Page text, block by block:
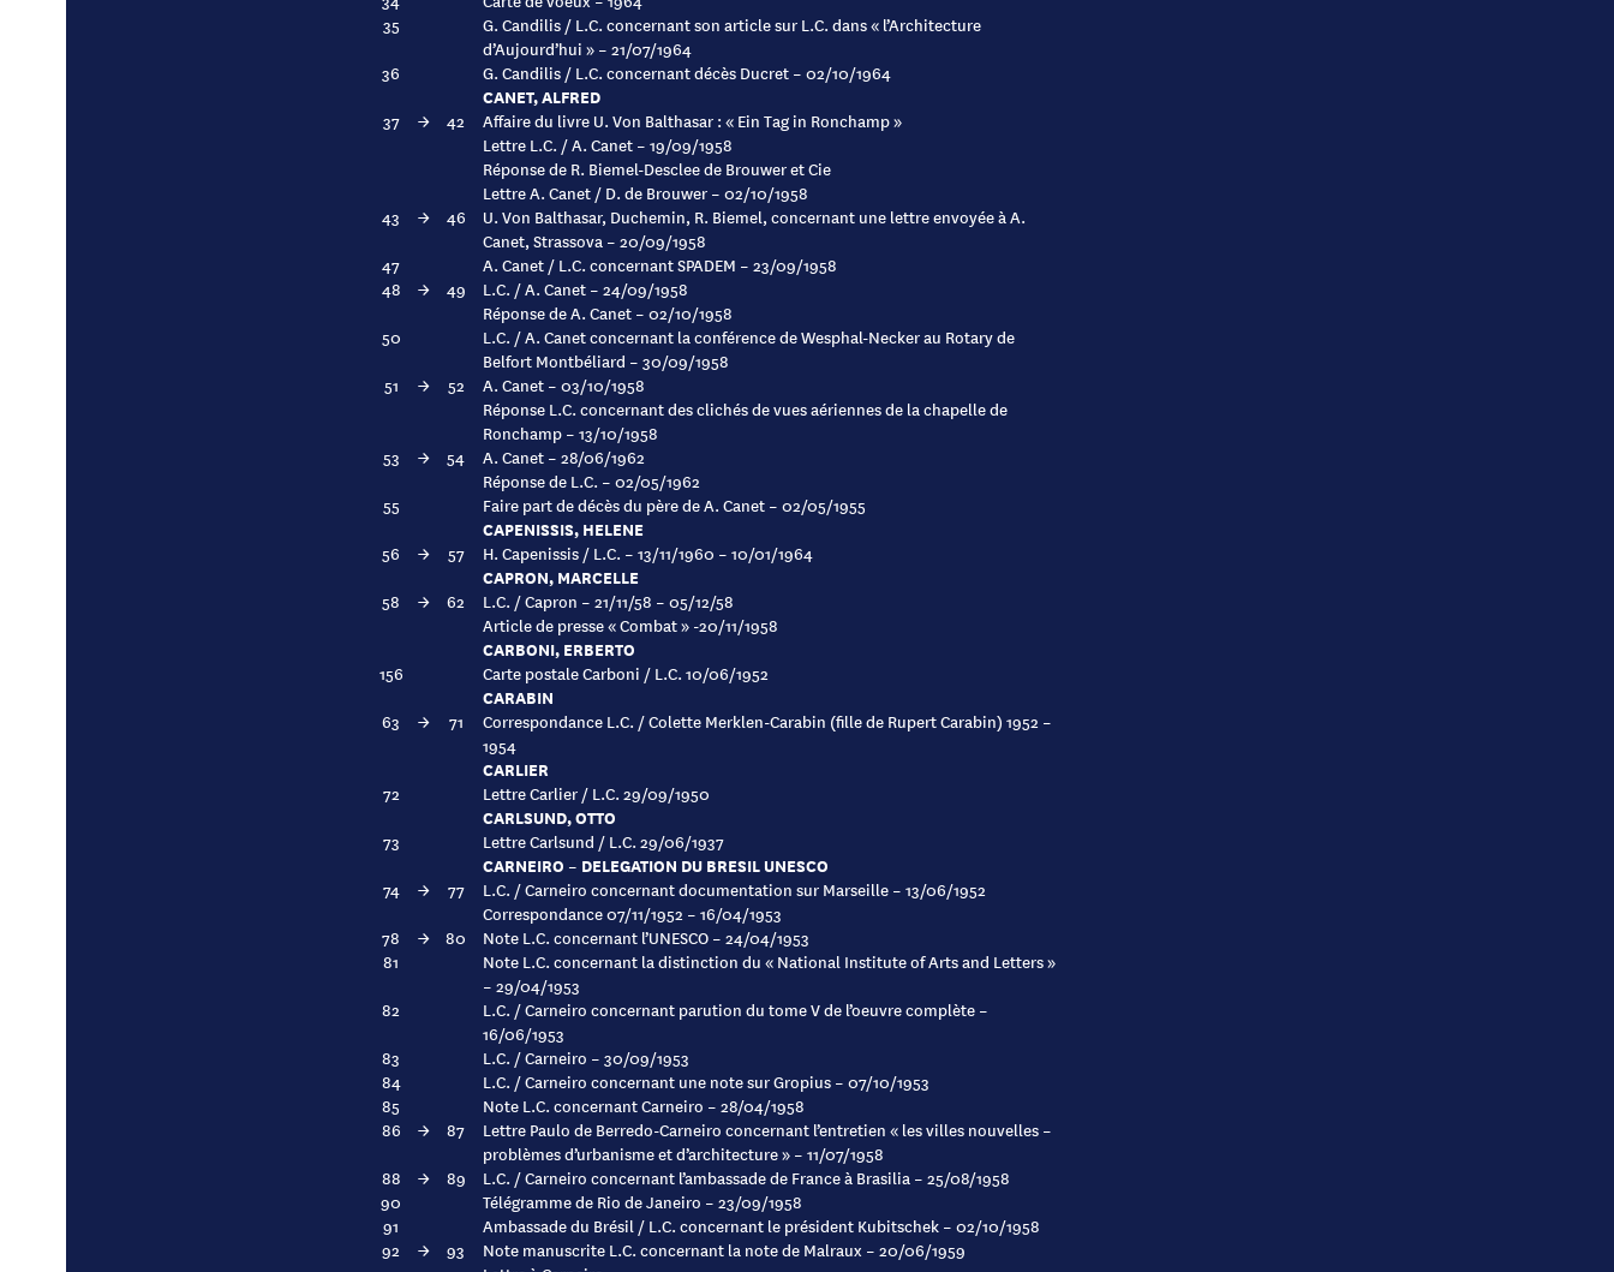
35
G. Candilis / L.C. concernant son article sur L.C. dans « l’Architecture
d’Aujourd’hui » – 21/07/1964
36
G. Candilis / L.C. concernant décès Ducret – 02/10/1964
CANET, ALFRED
37 → 42
Affaire du livre U. Von Balthasar : « Ein Tag in Ronchamp »
Lettre L.C. / A. Canet – 19/09/1958
Réponse de R. Biemel-Desclee de Brouwer et Cie
Lettre A. Canet / D. de Brouwer – 02/10/1958
43
→ 46
U. Von Balthasar, Duchemin, R. Biemel, concernant une lettre envoyée à A.
Canet, Strassova – 20/09/1958
47
A. Canet / L.C. concernant SPADEM – 23/09/1958
48
→ 49
L.C. / A. Canet – 24/09/1958
Réponse de A. Canet – 02/10/1958
50
L.C. / A. Canet concernant la conférence de Wesphal-Necker au Rotary de
Belfort Montbéliard – 30/09/1958
51
→ 52
A. Canet – 03/10/1958
Réponse L.C. concernant des clichés de vues aériennes de la chapelle de
Ronchamp – 13/10/1958
53
→ 54
A. Canet – 28/06/1962
Réponse de L.C. – 02/05/1962
55
Faire part de décès du père de A. Canet – 02/05/1955
CAPENISSIS, HELENE
56 → 57 H. Capenissis / L.C. – 13/11/1960 – 10/01/1964
CAPRON, MARCELLE
58 → 62
L.C. / Capron – 21/11/58 – 05/12/58
Article de presse « Combat » -20/11/1958
CARBONI, ERBERTO
156 Carte postale Carboni / L.C. 10/06/1952
CARABIN
63 → 71
Correspondance L.C. / Colette Merklen-Carabin (fille de Rupert Carabin) 1952 –
1954
CARLIER
72 Lettre Carlier / L.C. 29/09/1950
CARLSUND, OTTO
73 Lettre Carlsund / L.C. 29/06/1937
CARNEIRO – DELEGATION DU BRESIL UNESCO
74 → 77
L.C. / Carneiro concernant documentation sur Marseille – 13/06/1952
Correspondance 07/11/1952 – 16/04/1953
78
→ 80
Note L.C. concernant l’UNESCO – 24/04/1953
81
Note L.C. concernant la distinction du « National Institute of Arts and Letters »
– 29/04/1953
82
L.C. / Carneiro concernant parution du tome V de l’oeuvre complète –
16/06/1953
83
L.C. / Carneiro – 30/09/1953
84
L.C. / Carneiro concernant une note sur Gropius – 07/10/1953
85
Note L.C. concernant Carneiro – 28/04/1958
86
→ 87
Lettre Paulo de Berredo-Carneiro concernant l’entretien « les villes nouvelles –
problèmes d’urbanisme et d’architecture » – 11/07/1958
88
→ 89
L.C. / Carneiro concernant l’ambassade de France à Brasilia – 25/08/1958
90
Télégramme de Rio de Janeiro – 23/09/1958
91
Ambassade du Brésil / L.C. concernant le président Kubitschek – 02/10/1958
92
→ 93
Note manuscrite L.C. concernant la note de Malraux – 20/06/1959